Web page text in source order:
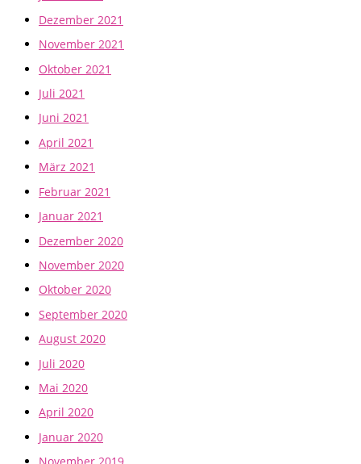
Dezember 2021
November 2021
Oktober 2021
Juli 2021
Juni 2021
April 2021
März 2021
Februar 2021
Januar 2021
Dezember 2020
November 2020
Oktober 2020
September 2020
August 2020
Juli 2020
Mai 2020
April 2020
Januar 2020